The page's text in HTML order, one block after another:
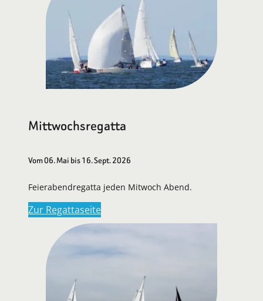
Mittwochsregatta
Vom 06. Mai bis 16. Sept. 2026
Feierabendregatta jeden Mitwoch Abend.
Zur Regattaseite